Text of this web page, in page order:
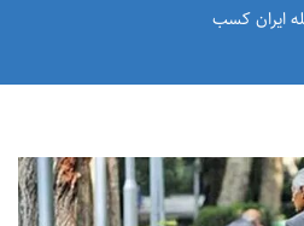
ایران کسب